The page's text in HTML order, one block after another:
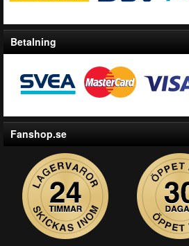
Betalning
Fanshop.se